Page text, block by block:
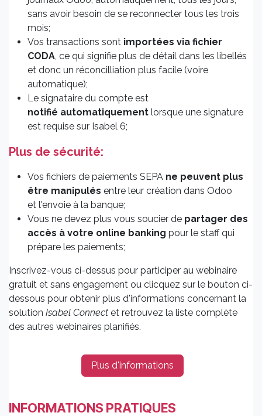
sans avoir besoin de se reconnecter tous les trois
mois;
Vos transactions sont importées via fichier
CODA , ce qui signifie plus de détail dans les libellés
et donc un réconcilliation plus facile (voire
automatique);
Le signataire du compte est
notifié automatiquement lorsque une signature
est requise sur Isabel 6;
Plus de sécurité:
Vos fichiers de paiements SEPA ne peuvent plus
être manipulés entre leur création dans Odoo
et l'envoie à la banque;
Vous ne devez plus vous soucier de partager des
accès à votre online banking pour le staff qui
prépare les paiements;
Inscrivez-vous ci-dessus pour participer au webinaire
gratuit et sans engagement ou clicquez sur le bouton ci-
dessous pour obtenir plus d'informations concernant la
solution Isabel Connect et retrouvez la liste complète
des autres webinaires planifiés.
Plus d'informations
INFORMATIONS PRATIQUES